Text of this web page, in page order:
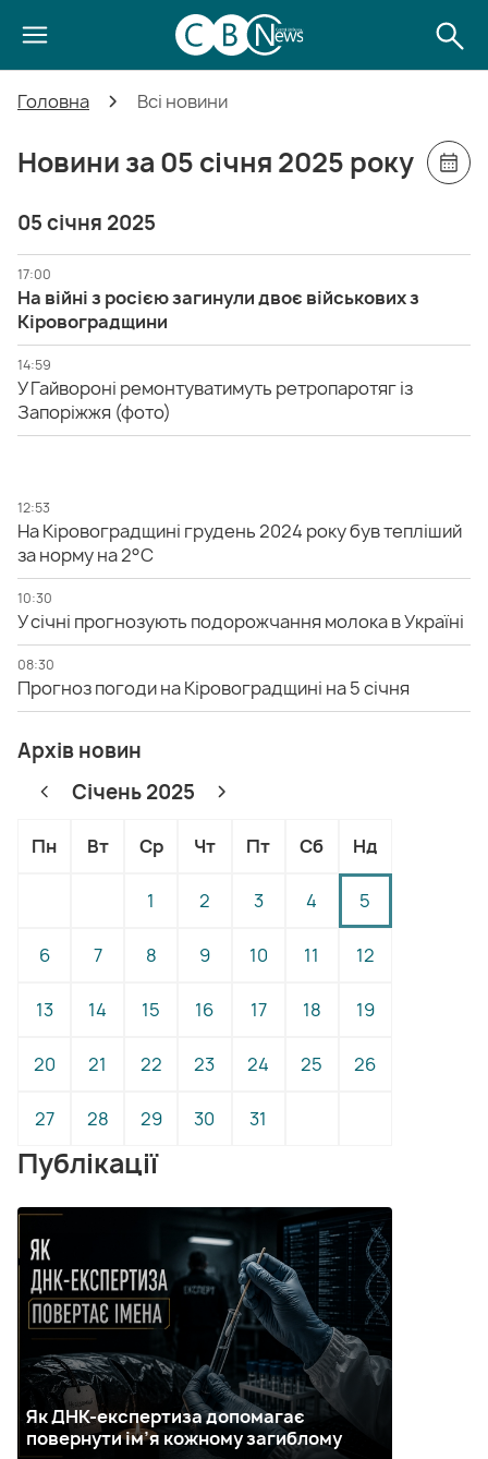
Головна Всі новини
Новини за 05 січня 2025 року
05 січня 2025
17:00
На війні з росією загинули двоє військових з
Кіровоградщини
14:59
У Гайвороні ремонтуватимуть ретропаротяг із
Запоріжжя (фото)
12:53
На Кіровоградщині грудень 2024 року був тепліший
за норму на 2°C
10:30
У січні прогнозують подорожчання молока в Україні
08:30
Прогноз погоди на Кіровоградщині на 5 січня
Архів новин
Січень 2025
Пн Вт Ср Чт Пт Сб Нд
1 2 3 4 5
6 7 8 9 10 11 12
13 14 15 16 17 18 19
20 21 22 23 24 25 26
27 28 29 30 31
Публікації
Як ДНК-експертиза допомагає
повернути ім’я кожному загиблому